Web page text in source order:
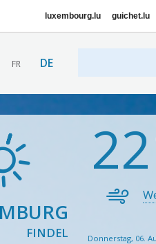
luxembourg.lu guichet.lu
FR DE
FINDEL
22
Donnerstag, 06.